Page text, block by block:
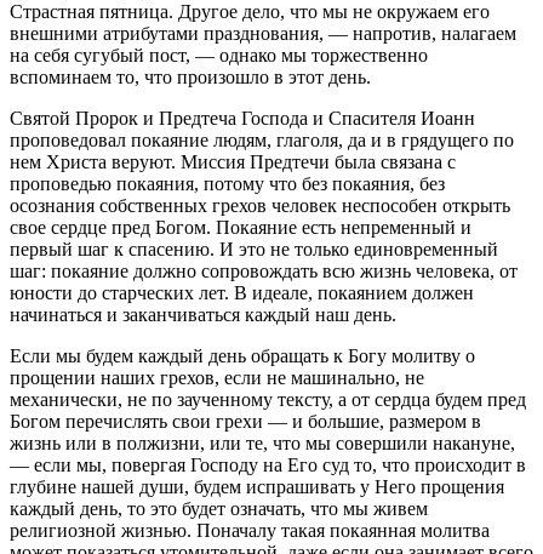
Страстная пятница. Другое дело, что мы не окружаем его
внешними атрибутами празднования, — напротив, налагаем
на себя сугубый пост, — однако мы торжественно
вспоминаем то, что произошло в этот день.
Святой Пророк и Предтеча Господа и Спасителя Иоанн
проповедовал покаяние людям, глаголя, да и в грядущего по
нем Христа веруют. Миссия Предтечи была связана с
проповедью покаяния, потому что без покаяния, без
осознания собственных грехов человек неспособен открыть
свое сердце пред Богом. Покаяние есть непременный и
первый шаг к спасению. И это не только единовременный
шаг: покаяние должно сопровождать всю жизнь человека, от
юности до старческих лет. В идеале, покаянием должен
начинаться и заканчиваться каждый наш день.
Если мы будем каждый день обращать к Богу молитву о
прощении наших грехов, если не машинально, не
механически, не по заученному тексту, а от сердца будем пред
Богом перечислять свои грехи — и большие, размером в
жизнь или в полжизни, или те, что мы совершили накануне,
— если мы, повергая Господу на Его суд то, что происходит в
глубине нашей души, будем испрашивать у Него прощения
каждый день, то это будет означать, что мы живем
религиозной жизнью. Поначалу такая покаянная молитва